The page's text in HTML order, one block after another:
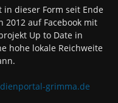
dieser Form seit Ende
2012 auf Facebook mit
Up to Date in
hohe lokale Reichweite
grimma.de